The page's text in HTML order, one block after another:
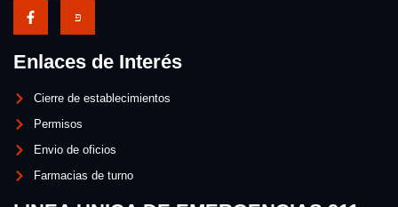
Enlaces de Interés
Cierre de establecimientos
Permisos
Envio de oficios
Farmacias de turno